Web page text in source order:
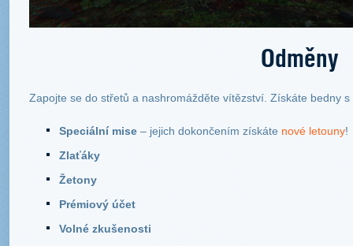
Odměny
Zapojte se do střetů a nashromážděte vítězství. Získáte bedny
Speciální mise – jejich dokončením získáte nové letouny!
Zlaťáky
Žetony
Prémiový účet
Volné zkušenosti